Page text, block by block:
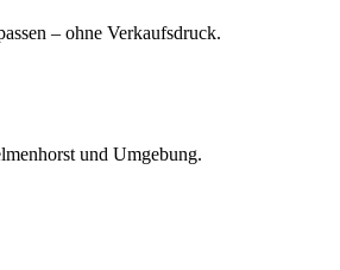
– ohne Verkaufsdruck.
und Umgebung.